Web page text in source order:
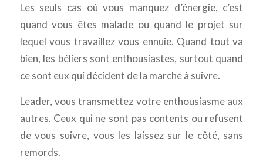
Les seuls cas où vous manquez d’énergie, c’est
quand vous êtes malade ou quand le projet sur
lequel vous travaillez vous ennuie. Quand tout va
bien, les béliers sont enthousiastes, surtout quand
ce sont eux qui décident de la marche à suivre.
Leader, vous transmettez votre enthousiasme aux
autres. Ceux qui ne sont pas contents ou refusent
de vous suivre, vous les laissez sur le côté, sans
remords.